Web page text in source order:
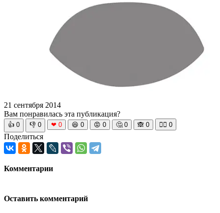
21 сентября 2014
Вам понравилась эта публикация?
👍 0 👎 0 ❤ 0 😆 0 😡 0 🤔 0 🙈 0 🧘‍♀️ 0
Поделиться
Комментарии
Оставить комментарий